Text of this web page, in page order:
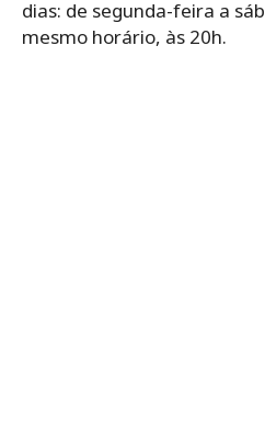
‌dias: de‌ ‌segunda-feira‌ ‌a‌
‌mesmo‌ ‌horário,‌ ‌às‌ ‌20h.